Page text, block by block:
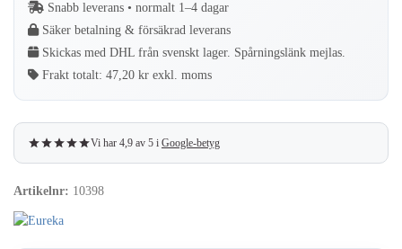
Snabb leverans • normalt 1–4 dagar
Säker betalning & försäkrad leverans
Skickas med DHL från svenskt lager. Spårningslänk mejlas.
Frakt totalt: 47,20 kr exkl. moms
Vi har 4,9 av 5 i Google-betyg
Artikelnr: 10398